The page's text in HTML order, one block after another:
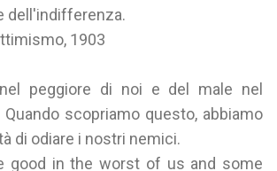
dell'indifferenza.
1903
peggiore di noi e del male nel
scopriamo questo, abbiamo
di odiare i nostri nemici.
good in the worst of us and some